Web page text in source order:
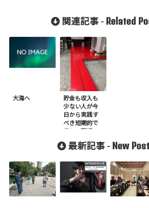
関連記事 - Related
大海へ
貯金も収入も
少ない人が今
日から実践す
べき短期的で
楽しい習慣
最新記事 - New